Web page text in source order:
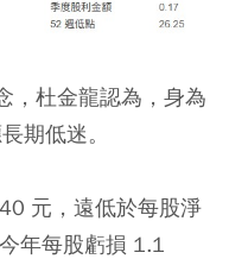
，杜金龍認為，身為
期低迷。
元，遠低於每股淨
年每股虧損 1.1